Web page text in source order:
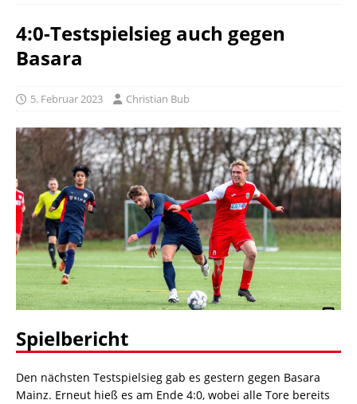
4:0-Testspielsieg auch gegen
Basara
5. Februar 2023 Christian Bub
Spielbericht
Den nächsten Testspielsieg gab es gestern gegen Basara
Mainz. Erneut hieß es am Ende 4:0, wobei alle Tore bereits